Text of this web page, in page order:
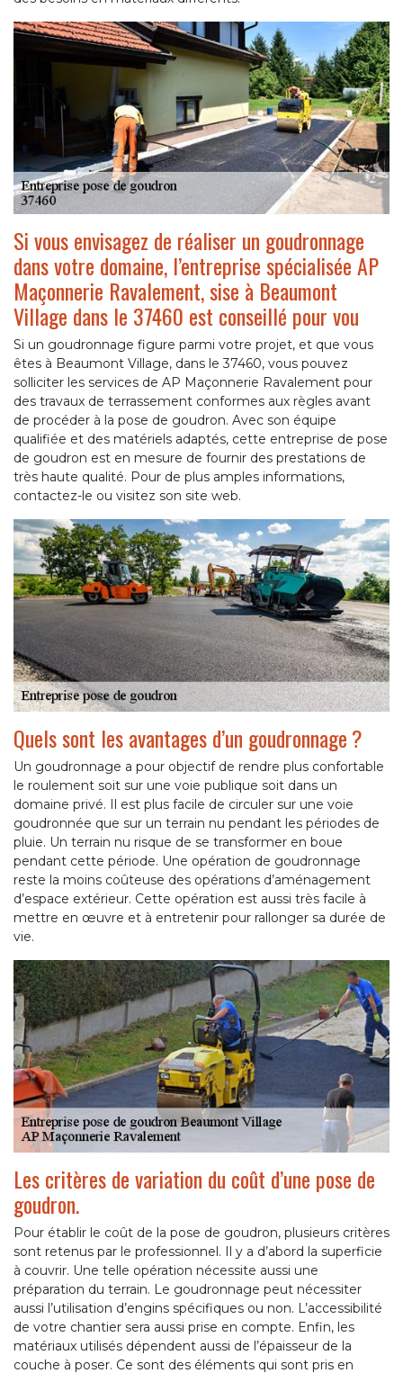
Si vous envisagez de réaliser un goudronnage
dans votre domaine, l’entreprise spécialisée AP
Maçonnerie Ravalement, sise à Beaumont
Village dans le 37460 est conseillé pour vou
Si un goudronnage figure parmi votre projet, et que vous
êtes à Beaumont Village, dans le 37460, vous pouvez
solliciter les services de AP Maçonnerie Ravalement pour
des travaux de terrassement conformes aux règles avant
de procéder à la pose de goudron. Avec son équipe
qualifiée et des matériels adaptés, cette entreprise de pose
de goudron est en mesure de fournir des prestations de
très haute qualité. Pour de plus amples informations,
contactez-le ou visitez son site web.
Quels sont les avantages d’un goudronnage ?
Un goudronnage a pour objectif de rendre plus confortable
le roulement soit sur une voie publique soit dans un
domaine privé. Il est plus facile de circuler sur une voie
goudronnée que sur un terrain nu pendant les périodes de
pluie. Un terrain nu risque de se transformer en boue
pendant cette période. Une opération de goudronnage
reste la moins coûteuse des opérations d’aménagement
d’espace extérieur. Cette opération est aussi très facile à
mettre en œuvre et à entretenir pour rallonger sa durée de
vie.
Les critères de variation du coût d’une pose de
goudron.
Pour établir le coût de la pose de goudron, plusieurs critères
sont retenus par le professionnel. Il y a d’abord la superficie
à couvrir. Une telle opération nécessite aussi une
préparation du terrain. Le goudronnage peut nécessiter
aussi l’utilisation d’engins spécifiques ou non. L’accessibilité
de votre chantier sera aussi prise en compte. Enfin, les
matériaux utilisés dépendent aussi de l’épaisseur de la
couche à poser. Ce sont des éléments qui sont pris en